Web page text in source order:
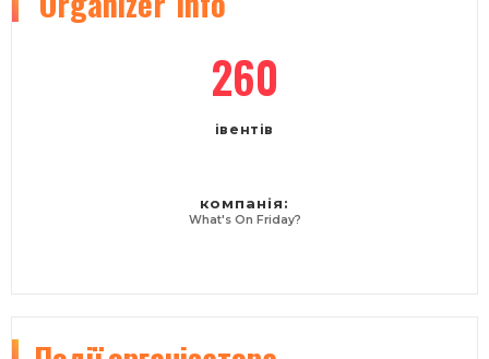
260
івентів
компанія:
What's On Friday?